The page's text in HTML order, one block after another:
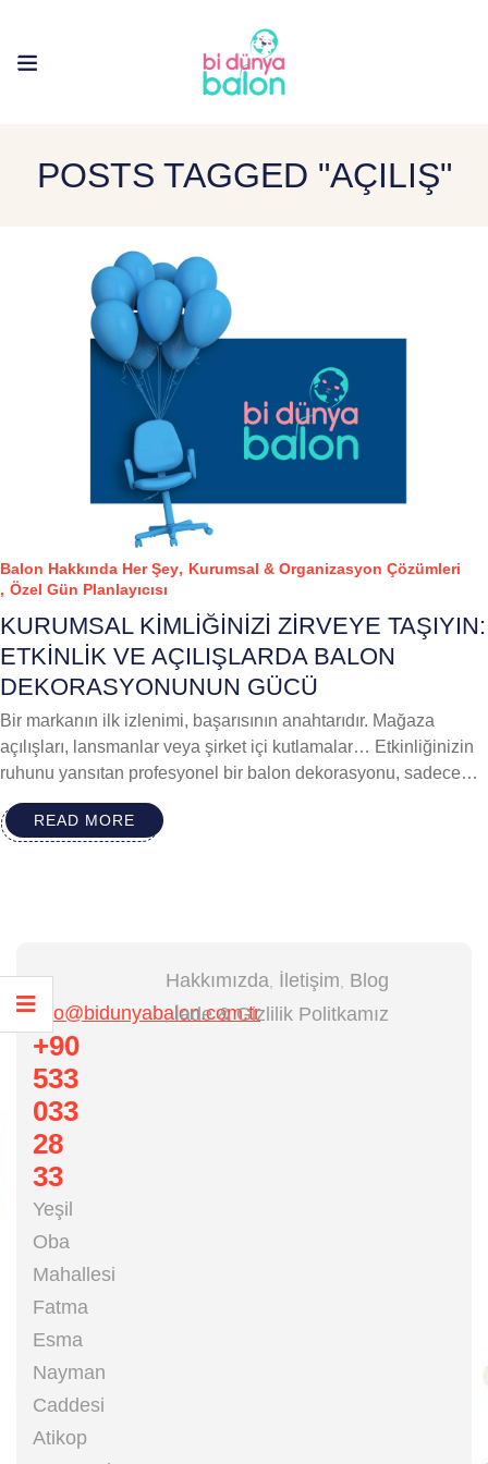
POSTS TAGGED "AÇILIŞ"
Balon Hakkında Her Şey
Kurumsal & Organizasyon Çözümleri
Özel Gün Planlayıcısı
KURUMSAL KIMLIĞINIZI ZIRVEYE TAŞIYIN:
ETKINLIK VE AÇILIŞLARDA BALON
DEKORASYONUNUN GÜCÜ
Bir markanın ilk izlenimi, başarısının anahtarıdır. Mağaza
açılışları, lansmanlar veya şirket içi kutlamalar… Etkinliğinizin
ruhunu yansıtan profesyonel bir balon dekorasyonu, sadece
görsel bir şölen sunmakla kalmaz; markanızın enerjisini ve
prestijini de davetlilere hissettirir. Webcraft Dijital stratejisiyle,
READ MORE
info@bidunyabalon.com.tr
+90
533
033
28
33
Yeşil
Oba
Mahallesi
Fatma
Esma
Nayman
Caddesi
Atikop
Hakkımızda İletişim Blog
İade & Gizlilik Politkamız